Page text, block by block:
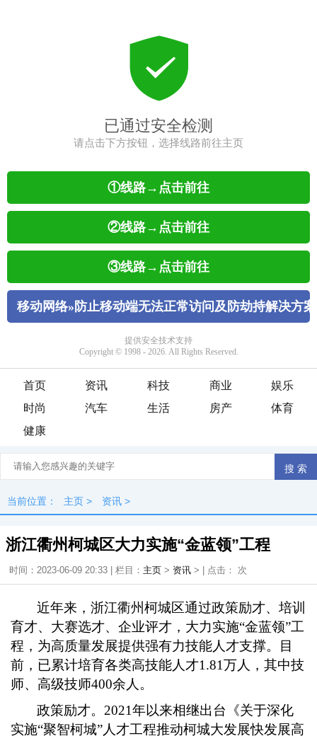
首页 资讯 科技 商业
娱乐
时尚
汽车 生活 房产
体育
健康
当前位置： 主页 > 资讯 >
浙江衢州柯城区大力实施“金蓝领”工程
时间：2023-06-09 20:33 | 栏目： 主页 > 资讯 > | 点击： 次
近年来，浙江衢州柯城区通过政策励才、培训
育才、大赛选才、企业评才，大力实施“金蓝领”工
程，为高质量发展提供强有力技能人才支撑。目
前，已累计培育各类高技能人才1.81万人，其中技
师、高级技师400余人。
政策励才。2021年以来相继出台《关于深化
实施“聚智柯城”人才工程推动柯城大发展快发展高